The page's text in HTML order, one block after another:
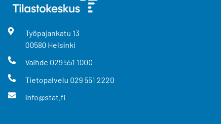
Työpajankatu 13
00580 Helsinki
Vaihde 029 551 1000
Tietopalvelu 029 551 2220
info@stat.fi